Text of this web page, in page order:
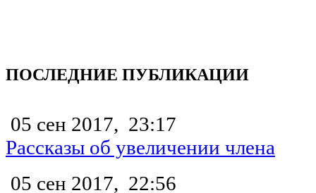
ПОСЛЕДНИЕ ПУБЛИКАЦИИ
05 сен 2017, 23:17
Рассказы об увеличении члена
05 сен 2017, 22:56